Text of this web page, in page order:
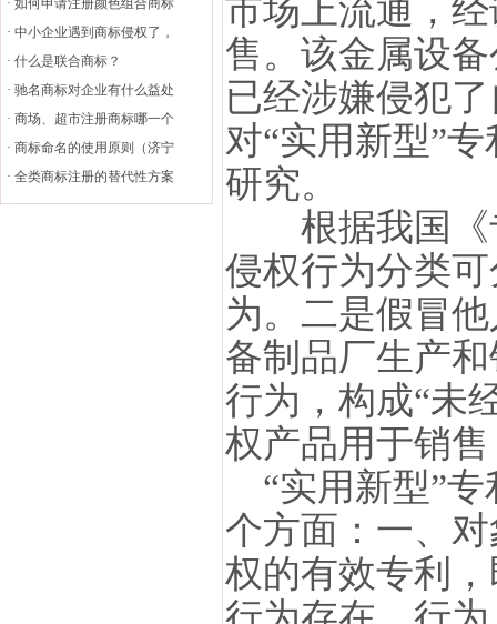
· 如何申请注册颜色组合商标
· 中小企业遇到商标侵权了，
· 什么是联合商标？
· 驰名商标对企业有什么益处
· 商场、超市注册商标哪一个
· 商标命名的使用原则（济宁
· 全类商标注册的替代性方案
市场上流通，
售。该金属设
已经涉嫌侵犯
对“实用新型”
研究。
根据我国《
侵权行为分类
为。二是假冒
备制品厂生产
行为，构成“未
权产品用于销
“实用新型”专
个方面：一、
权的有效专利